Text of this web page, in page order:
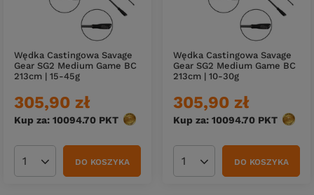
Wędka Castingowa Savage
Gear SG2 Medium Game BC
213cm | 15-45g
305,90 zł
Kup za: 10094.70 PKT punktów
Ilość produktówDO KOSZYKA
Wędka Castingowa Savage
Gear SG2 Medium Game BC
213cm | 10-30g
305,90 zł
Kup za: 10094.70 PKT
Ilość produktówDO KOSZYKA